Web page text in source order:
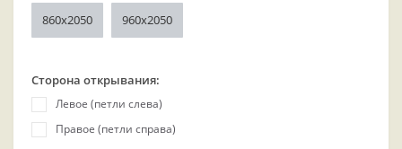
860x2050 960x2050
Сторона открывания:
Левое (петли слева)
Правое (петли справа)